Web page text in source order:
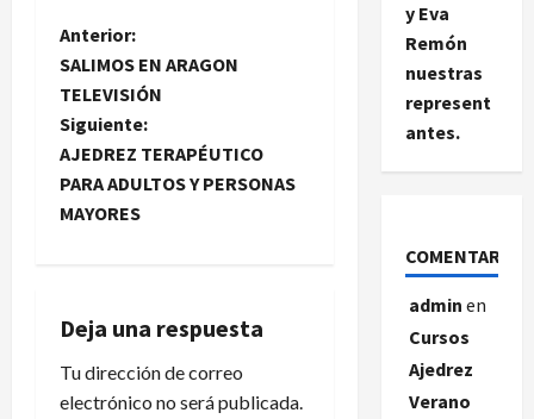
N
a
v
e
c
i
Anterior:
SALIMOS EN ARAGON
TELEVISIÓN
Siguiente:
AJEDREZ TERAPÉUTICO
PARA ADULTOS Y PERSONAS
MAYORES
Deja una respuesta
Tu dirección de correo
electrónico no será publicada.
y Eva
Remón
nuestras
represent
antes.
COMENTARIOS
admin en
Cursos
Ajedrez
Verano